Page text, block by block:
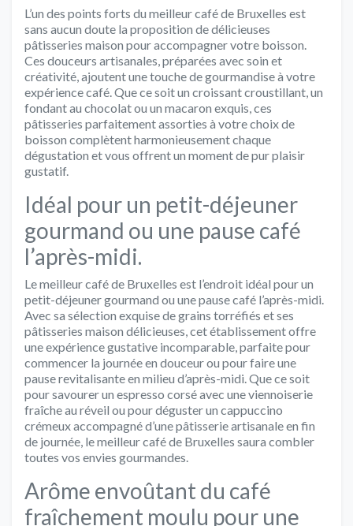
L’un des points forts du meilleur café de Bruxelles est
sans aucun doute la proposition de délicieuses
pâtisseries maison pour accompagner votre boisson.
Ces douceurs artisanales, préparées avec soin et
créativité, ajoutent une touche de gourmandise à votre
expérience café. Que ce soit un croissant croustillant, un
fondant au chocolat ou un macaron exquis, ces
pâtisseries parfaitement assorties à votre choix de
boisson complètent harmonieusement chaque
dégustation et vous offrent un moment de pur plaisir
gustatif.
Idéal pour un petit-déjeuner
gourmand ou une pause café
l’après-midi.
Le meilleur café de Bruxelles est l’endroit idéal pour un
petit-déjeuner gourmand ou une pause café l’après-midi.
Avec sa sélection exquise de grains torréfiés et ses
pâtisseries maison délicieuses, cet établissement offre
une expérience gustative incomparable, parfaite pour
commencer la journée en douceur ou pour faire une
pause revitalisante en milieu d’après-midi. Que ce soit
pour savourer un espresso corsé avec une viennoiserie
fraîche au réveil ou pour déguster un cappuccino
crémeux accompagné d’une pâtisserie artisanale en fin
de journée, le meilleur café de Bruxelles saura combler
toutes vos envies gourmandes.
Arôme envoûtant du café
fraîchement moulu pour une